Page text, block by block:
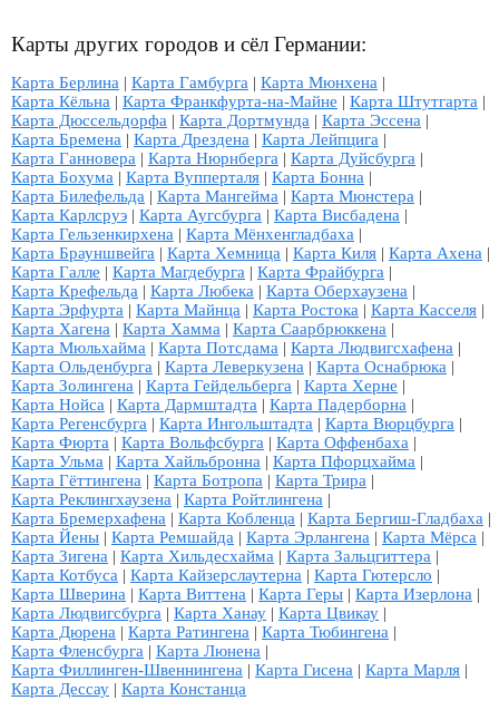
Карты других городов и сёл Германии:
Карта Берлина | Карта Гамбурга | Карта Мюнхена |
Карта Кёльна | Карта Франкфурта-на-Майне | Карта Штутгарта |
Карта Дюссельдорфа | Карта Дортмунда | Карта Эссена |
Карта Бремена | Карта Дрездена | Карта Лейпцига |
Карта Ганновера | Карта Нюрнберга | Карта Дуйсбурга |
Карта Бохума | Карта Вупперталя | Карта Бонна |
Карта Билефельда | Карта Мангейма | Карта Мюнстера |
Карта Карлсруэ | Карта Аугсбурга | Карта Висбадена |
Карта Гельзенкирхена | Карта Мёнхенгладбаха |
Карта Брауншвейга | Карта Хемница | Карта Киля | Карта Ахена |
Карта Галле | Карта Магдебурга | Карта Фрайбурга |
Карта Крефельда | Карта Любека | Карта Оберхаузена |
Карта Эрфурта | Карта Майнца | Карта Ростока | Карта Касселя |
Карта Хагена | Карта Хамма | Карта Саарбрюккена |
Карта Мюльхайма | Карта Потсдама | Карта Людвигсхафена |
Карта Ольденбурга | Карта Леверкузена | Карта Оснабрюка |
Карта Золингена | Карта Гейдельберга | Карта Херне |
Карта Нойса | Карта Дармштадта | Карта Падерборна |
Карта Регенсбурга | Карта Ингольштадта | Карта Вюрцбурга |
Карта Фюрта | Карта Вольфсбурга | Карта Оффенбаха |
Карта Ульма | Карта Хайльбронна | Карта Пфорцхайма |
Карта Гёттингена | Карта Ботропа | Карта Трира |
Карта Реклингхаузена | Карта Ройтлингена |
Карта Бремерхафена | Карта Кобленца | Карта Бергиш-Гладбаха |
Карта Йены | Карта Ремшайда | Карта Эрлангена | Карта Мёрса |
Карта Зигена | Карта Хильдесхайма | Карта Зальцгиттера |
Карта Котбуса | Карта Кайзерслаутерна | Карта Гютерсло |
Карта Шверина | Карта Виттена | Карта Геры | Карта Изерлона |
Карта Людвигсбурга | Карта Ханау | Карта Цвикау |
Карта Дюрена | Карта Ратингена | Карта Тюбингена |
Карта Фленсбурга | Карта Люнена |
Карта Филлинген-Швеннингена | Карта Гисена | Карта Марля |
Карта Дессау | Карта Констанца